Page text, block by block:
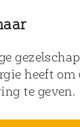
heeft om
te geven.